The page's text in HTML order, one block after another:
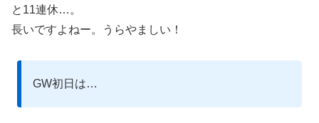
と11連休…。
長いですよねー。うらやましい！
GW初日は…